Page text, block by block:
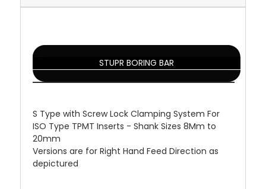
STUPR BORING BAR
S Type with Screw Lock Clamping System For
ISO Type TPMT Inserts - Shank Sizes 8Mm to
20mm
Versions are for Right Hand Feed Direction as
depictured